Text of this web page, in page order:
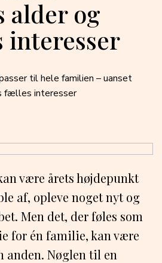
alder og
interesser
til hele familien – uanset
fælles interesser
være årets højdepunkt
af, opleve noget nyt og
Men det, der føles som
for én familie, kan være
anden. Nøglen til en